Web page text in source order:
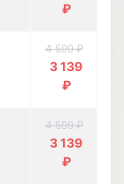
₽
4 599 ₽
3 139
₽
4 599 ₽
3 139
₽